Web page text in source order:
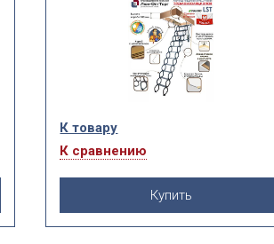
К товару
К сравнению
Купить